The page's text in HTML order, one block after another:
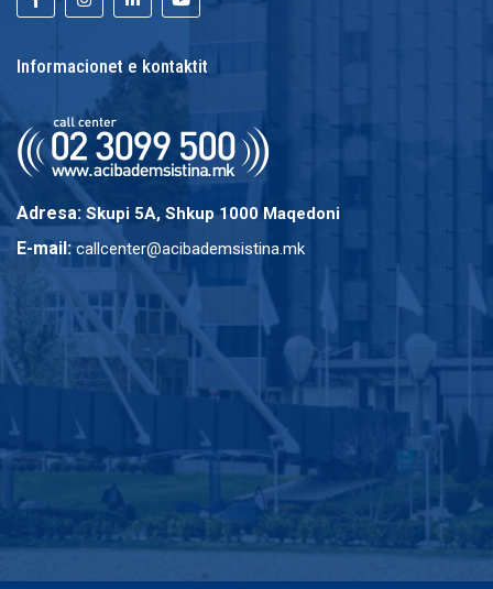
Informacionet e kontaktit
Adresa: Skupi 5A, Shkup 1000 Maqedoni
E-mail: callcenter@acibademsistina.mk